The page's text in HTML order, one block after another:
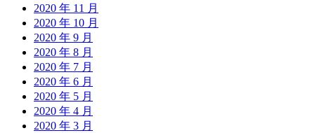
2020 年 11 月
2020 年 10 月
2020 年 9 月
2020 年 8 月
2020 年 7 月
2020 年 6 月
2020 年 5 月
2020 年 4 月
2020 年 3 月